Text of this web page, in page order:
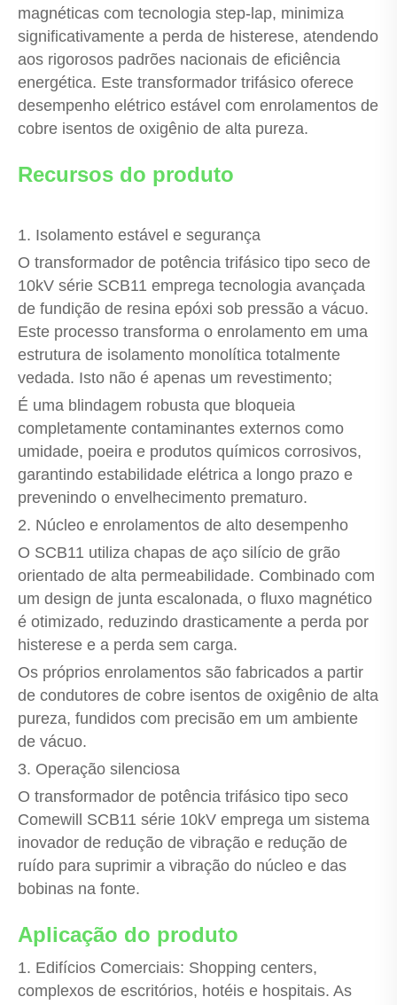
magnéticas com tecnologia step-lap, minimiza
significativamente a perda de histerese, atendendo
aos rigorosos padrões nacionais de eficiência
energética. Este transformador trifásico oferece
desempenho elétrico estável com enrolamentos de
cobre isentos de oxigênio de alta pureza.
Recursos do produto
1. Isolamento estável e segurança
O transformador de potência trifásico tipo seco de
10kV série SCB11 emprega tecnologia avançada
de fundição de resina epóxi sob pressão a vácuo.
Este processo transforma o enrolamento em uma
estrutura de isolamento monolítica totalmente
vedada. Isto não é apenas um revestimento;
É uma blindagem robusta que bloqueia
completamente contaminantes externos como
umidade, poeira e produtos químicos corrosivos,
garantindo estabilidade elétrica a longo prazo e
prevenindo o envelhecimento prematuro.
2. Núcleo e enrolamentos de alto desempenho
O SCB11 utiliza chapas de aço silício de grão
orientado de alta permeabilidade. Combinado com
um design de junta escalonada, o fluxo magnético
é otimizado, reduzindo drasticamente a perda por
histerese e a perda sem carga.
Os próprios enrolamentos são fabricados a partir
de condutores de cobre isentos de oxigênio de alta
pureza, fundidos com precisão em um ambiente
de vácuo.
3. Operação silenciosa
O transformador de potência trifásico tipo seco
Comewill SCB11 série 10kV emprega um sistema
inovador de redução de vibração e redução de
ruído para suprimir a vibração do núcleo e das
bobinas na fonte.
Aplicação do produto
1. Edifícios Comerciais: Shopping centers,
complexos de escritórios, hotéis e hospitais. As